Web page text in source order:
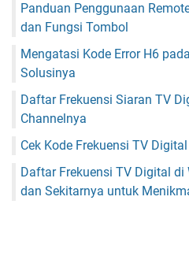
Panduan Penggunaan
dan Fungsi Tombol
Mengatasi Kode Error H6
Solusinya
Daftar Frekuensi Siaran TV
Channelnya
Cek Kode Frekuensi TV
Daftar Frekuensi TV Digital di
dan Sekitarnya untuk